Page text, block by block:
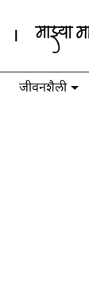
जीवनशैली